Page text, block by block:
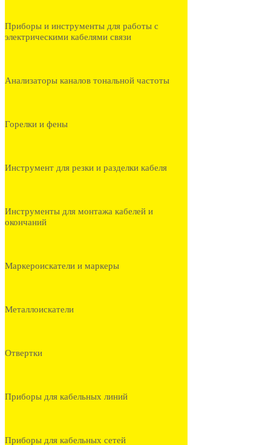
Приборы и инструменты для работы с
электрическими кабелями связи
Анализаторы каналов тональной частоты
Горелки и фены
Инструмент для резки и разделки кабеля
Инструменты для монтажа кабелей и
окончаний
Маркероискатели и маркеры
Металлоискатели
Отвертки
Приборы для кабельных линий
Приборы для кабельных сетей